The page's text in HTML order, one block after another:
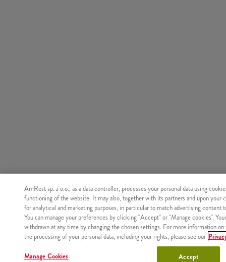
Nie znaleziono produktu o podanym identyfikatorze.
AmRest sp. z o.o., as a data controller, processes your personal data using
functioning of the website. It may also, together with its partners and upon your
for analytical and marketing purposes, in particular to match advertising content
You can manage your preferences by clicking "Accept" or "Manage cookies".
withdrawn at any time by changing the chosen settings. For more information
the processing of your personal data, including your rights, please see our
Manage Cookies Accept